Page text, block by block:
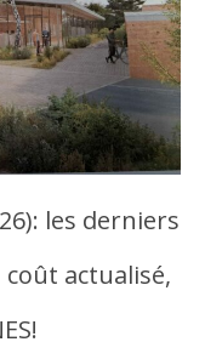
les derniers
actualisé,